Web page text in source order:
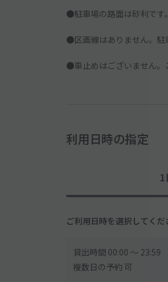
●駐車場の路面は砂利です。
●区画線はありません。駐
●車止めはございません。
利用日時の指定
1
ご利用日時を選択してくだ
貸出時間 00:00 〜 23:59
複数日の予約 可